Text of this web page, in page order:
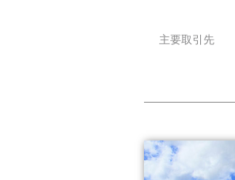
主要取引先